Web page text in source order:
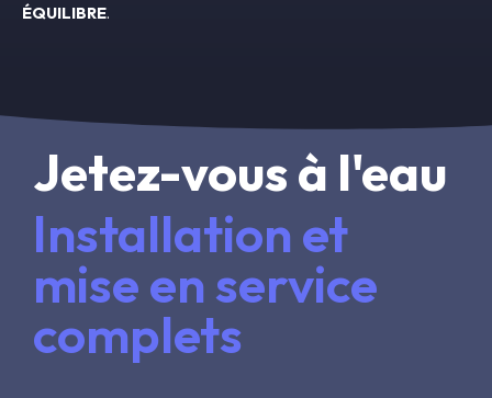
ÉQUILIBRE.
Jetez-vous à l'eau
Installation et
mise en service
complets